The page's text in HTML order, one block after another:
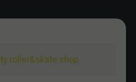
roller&skate shop